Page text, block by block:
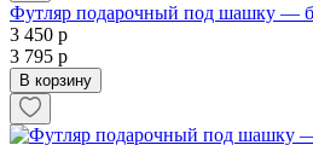
Футляр подарочный под шашку —
3 450 р
3 795 р
В корзину